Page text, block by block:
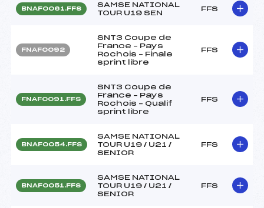
BNAF0061.FFS
SAMSE NATIONAL
TOUR U19 SEN
FFS
FNAF0092
SNT3 Coupe de
France – Pays
Rochois – Finale
sprint libre
FFS
FNAF0091.FFS
SNT3 Coupe de
France – Pays
Rochois – Qualif
sprint libre
FFS
BNAF0054.FFS
SAMSE NATIONAL
TOUR U19 / U21 /
SENIOR
FFS
BNAF0051.FFS
SAMSE NATIONAL
TOUR U19 / U21 /
SENIOR
FFS